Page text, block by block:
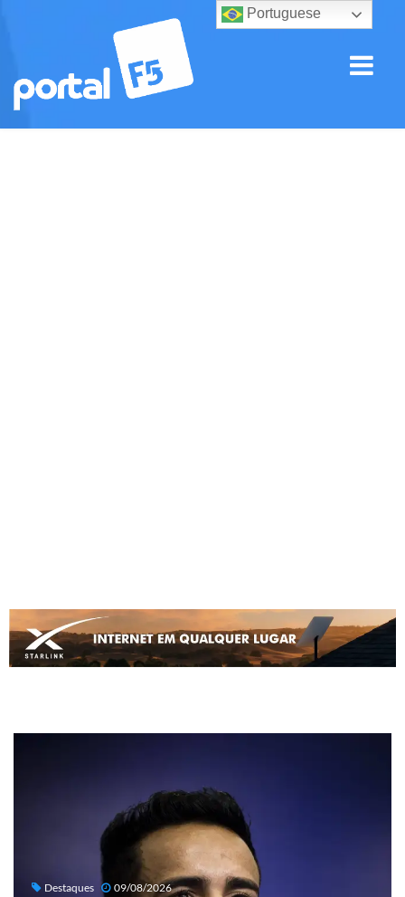
Destaques 09/08/2026
Portuguese